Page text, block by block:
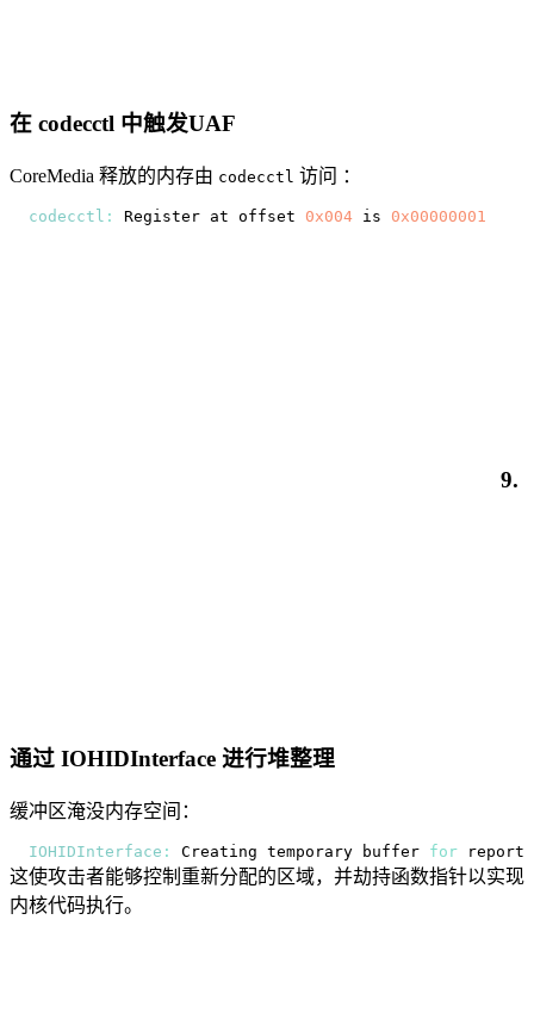
在 codecctl 中触发UAF
CoreMedia 释放的内存由 codecctl 访问 ：
codecctl : Register at offset 0x004 is 0x00000001
9.
通过 IOHIDInterface 进行堆整理
缓冲区淹没内存空间：
IOHIDInterface : Creating temporary buffer for
这使攻击者能够控制重新分配的区域，并劫持函数指针以实现
内核代码执行。